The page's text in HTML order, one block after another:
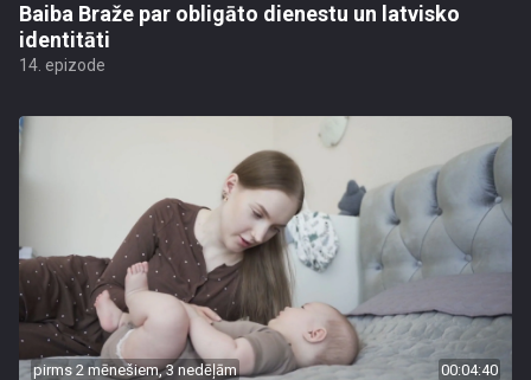
Baiba Braže par obligāto dienestu un latvisko
identitāti
14. epizode
pirms 2 mēnešiem, 3 nedēļām 00:04:40